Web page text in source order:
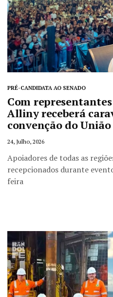
PRÉ-CANDIDATA AO SENADO
Com
Alliny receberá
convenção do
24, Julho, 2026
Apoiadores de todas as
recepcionados durante
feira